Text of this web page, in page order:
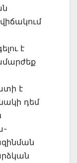
է
է
դեմ